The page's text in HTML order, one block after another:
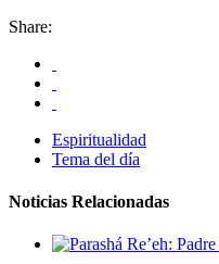
Share:
Espiritualidad
Tema del día
Noticias Relacionadas